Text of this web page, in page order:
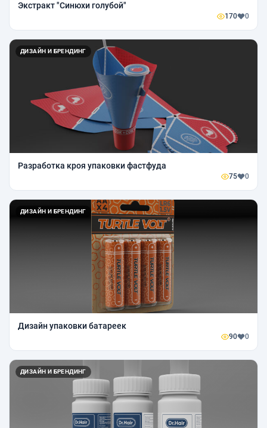
Экстракт "Синюхи голубой"
170 0
ДИЗАЙН И БРЕНДИНГ
Разработка кроя упаковки фастфуда
75 0
ДИЗАЙН И БРЕНДИНГ
Дизайн упаковки батареек
90 0
ДИЗАЙН И БРЕНДИНГ